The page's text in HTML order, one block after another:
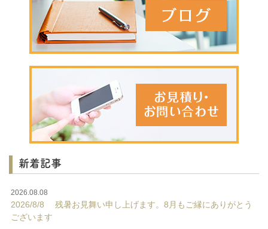
新着記事
2026.08.08
2026/8/8 残暑お見舞い申し上げます。8月もご縁にありがとう
ございます